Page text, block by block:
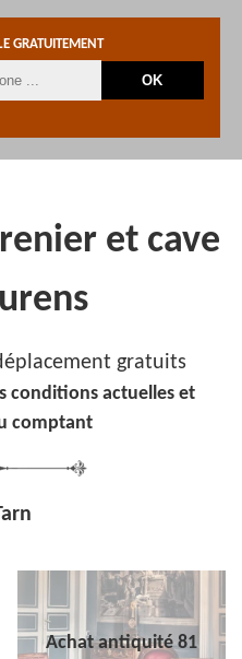
GRATUITEMENT
et cave
gratuits
conditions actuelles et
comptant
Achat antiquité 81